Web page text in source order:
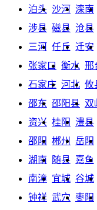
泊头 沙河 滦南
涉县 磁县 沧县
三河 任丘 迁安
张家口
衡水 邢
石家庄 河北 攸
邵东 邵阳县 双
资兴 桂阳 澧县
邵阳 郴州 岳阳
湖南
随县 嘉鱼
南漳 宜城 谷城
钟祥 武穴 枣阳